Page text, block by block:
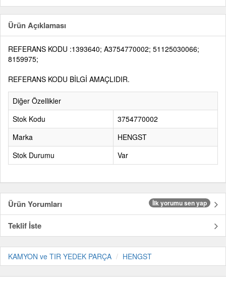
Ürün Açıklaması
REFERANS KODU :1393640; A3754770002; 51125030066;
8159975;
REFERANS KODU BİLGİ AMAÇLIDIR.
Diğer Özellikler
Stok Kodu
3754770002
Marka
HENGST
Stok Durumu
Var
Ürün Yorumları İlk yorumu sen yap
Teklif İste
KAMYON ve TIR YEDEK PARÇA HENGST